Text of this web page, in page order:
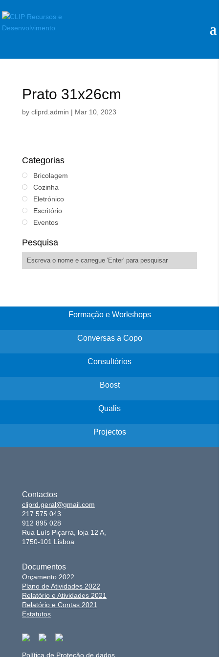
Prato 31x26cm
by cliprd.admin | Mar 10, 2023
Categorias
Bricolagem
Cozinha
Eletrónico
Escritório
Eventos
Pesquisa
Formação e Workshops
Conversas a Copo
Consultórios
Boost
Qualis
Projectos
Contactos
cliprd.geral@gmail.com
217 575 043
912 895 028
Rua Luís Piçarra, loja 12 A,
1750-101 Lisboa
Documentos
Orçamento 2022
Plano de Atividades 2022
Relatório e Atividades 2021
Relatório e Contas 2021
Estatutos
Política de Proteção de dados